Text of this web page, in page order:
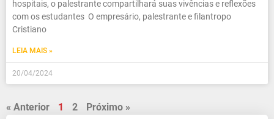
hospitais, o palestrante compartilhará suas vivências e reflexões
com os estudantes O empresário, palestrante e filantropo
Cristiano
LEIA MAIS »
20/04/2024
« Anterior 1 2 Próximo »